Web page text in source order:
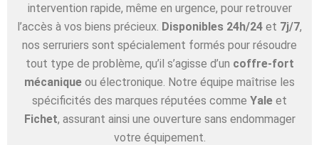
intervention rapide, même en urgence, pour retrouver
l’accès à vos biens précieux. Disponibles 24h/24 et 7j/7,
nos serruriers sont spécialement formés pour résoudre
tout type de problème, qu’il s’agisse d’un coffre-fort
mécanique ou électronique. Notre équipe maîtrise les
spécificités des marques réputées comme Yale et
Fichet, assurant ainsi une ouverture sans endommager
votre équipement.